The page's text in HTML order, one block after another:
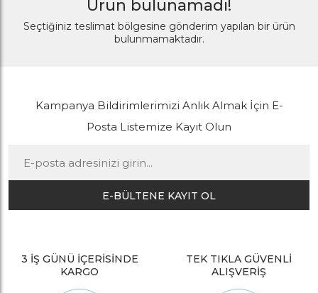
Ürün bulunamadı!
Seçtiğiniz teslimat bölgesine gönderim yapılan bir ürün
bulunmamaktadır.
Kampanya Bildirimlerimizi Anlık Almak İçin E-
Posta Listemize Kayıt Olun
E-BÜLTENE KAYIT OL
3 İŞ GÜNÜ İÇERİSİNDE
KARGO
TEK TIKLA GÜVENLİ
ALIŞVERİŞ